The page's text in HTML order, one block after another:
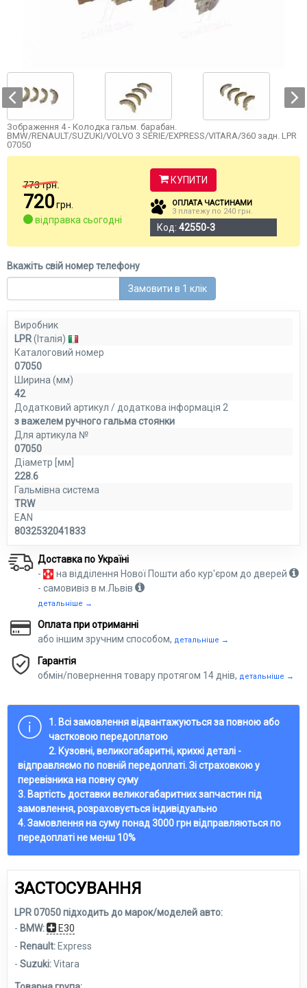
Зображення 4 - Колодка гальм. барабан.
BMW/RENAULT/SUZUKI/VOLVO 3 SERIE/EXPRESS/VITARA/360 задн. LPR
07050
773 грн.
720грн.
відправка сьогодні
КУПИТИ
ОПЛАТА ЧАСТИНАМИ
3 платежу по 240 грн.
Код: 42550-3
Вкажіть свій номер телефону
Замовити в 1 клік
Виробник
LPR(Італія)
Каталоговий номер
07050
Ширина (мм)
42
Додатковий артикул / додаткова інформація 2
з важелем ручного гальма стоянки
Для артикула №
07050
Діаметр [мм]
228.6
Гальмівна система
TRW
EAN
8032532041833
Доставка по Україні
-
на відділення Нової Пошти або кур'єром до дверей
- самовивіз в м.Львів
детальніше →
Оплата при отриманні
або іншим зручним способом, детальніше →
Гарантія
обмін/повернення товару протягом 14 днів, детальніше →
1. Всі замовлення відвантажуються за повною або
частковою передоплатою
2. Кузовні, великогабаритні, крихкі деталі -
відправляємо по повній передоплаті. Зі страховкою у
перевізника на повну суму
3. Вартість доставки великогабаритних запчастин під
замовлення, розраховується індивідуально
4. Замовлення на суму понад 3000 грн відправляються по
передоплаті не менш 10%
ЗАСТОСУВАННЯ
LPR 07050 підходить до марок/моделей авто:
- BMW:
E30
- Renault:Express
- Suzuki:Vitara